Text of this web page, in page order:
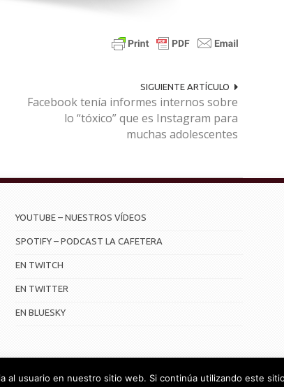
SIGUIENTE ARTÍCULO
Facebook tenía informes internos sobre
lo “tóxico” que es Instagram para
muchas adolescentes
YOUTUBE – NUESTROS VÍDEOS
SPOTIFY – PODCAST LA CAFETERA
EN TWITCH
EN TWITTER
EN BLUESKY
al usuario en nuestro sitio web. Si continúa utilizando este